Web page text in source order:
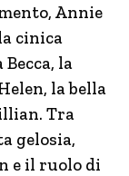
Annie
cinica
la
la bella
Tra
gelosia,
e il ruolo di